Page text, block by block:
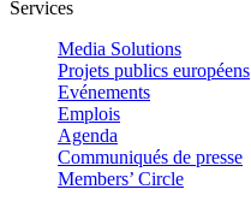
Services
Media Solutions
Projets publics européens
Evénements
Emplois
Agenda
Communiqués de presse
Members’ Circle